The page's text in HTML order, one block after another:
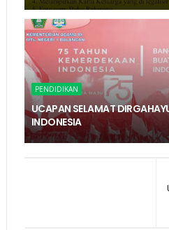
PENDIDIKAN
UCAPAN SELAMAT
INDONESIA